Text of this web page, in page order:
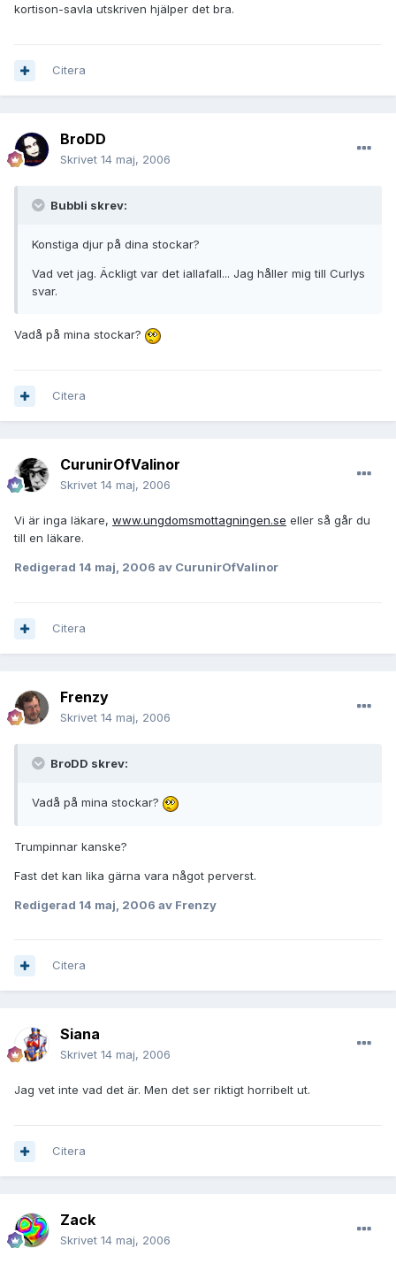
kortison-savla utskriven hjälper det bra.
Citera
BroDD
Skrivet 14 maj, 2006
Bubbli skrev:
Konstiga djur på dina stockar?
Vad vet jag. Äckligt var det iallafall... Jag håller mig till Curlys
svar.
Vadå på mina stockar?
Citera
CurunirOfValinor
Skrivet 14 maj, 2006
Vi är inga läkare, www.ungdomsmottagningen.se eller så går du
till en läkare.
Redigerad 14 maj, 2006 av CurunirOfValinor
Citera
Frenzy
Skrivet 14 maj, 2006
BroDD skrev:
Vadå på mina stockar?
Trumpinnar kanske?
Fast det kan lika gärna vara något perverst.
Redigerad 14 maj, 2006 av Frenzy
Citera
Siana
Skrivet 14 maj, 2006
Jag vet inte vad det är. Men det ser riktigt horribelt ut.
Citera
Zack
Skrivet 14 maj, 2006